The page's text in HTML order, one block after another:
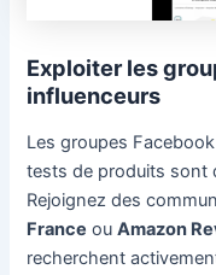
Exploiter les
influenceurs
Les groupes
tests de produits sont
Rejoignez des
France ouAmazon
recherchent